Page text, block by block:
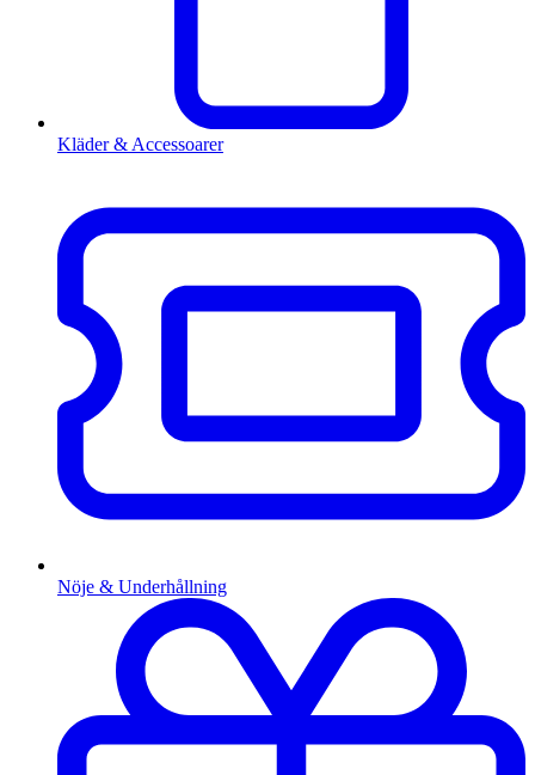
Kläder & Accessoarer
Nöje & Underhållning